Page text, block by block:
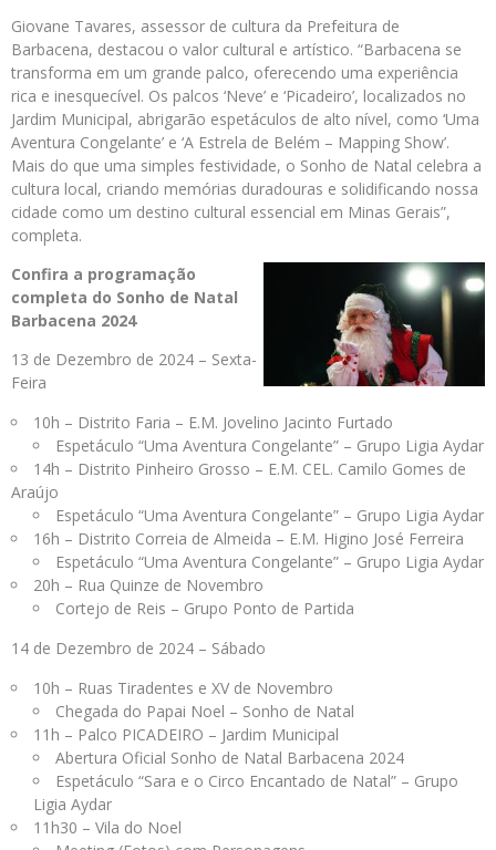
Giovane Tavares, assessor de cultura da Prefeitura de
Barbacena, destacou o valor cultural e artístico. “Barbacena se
transforma em um grande palco, oferecendo uma experiência
rica e inesquecível. Os palcos ‘Neve’ e ‘Picadeiro’, localizados no
Jardim Municipal, abrigarão espetáculos de alto nível, como ‘Uma
Aventura Congelante’ e ‘A Estrela de Belém – Mapping Show’.
Mais do que uma simples festividade, o Sonho de Natal celebra a
cultura local, criando memórias duradouras e solidificando nossa
cidade como um destino cultural essencial em Minas Gerais”,
completa.
Confira a programação
completa do Sonho de Natal
Barbacena 2024
13 de Dezembro de 2024 – Sexta-
Feira
10h – Distrito Faria – E.M. Jovelino Jacinto Furtado
Espetáculo “Uma Aventura Congelante” – Grupo Ligia Aydar
14h – Distrito Pinheiro Grosso – E.M. CEL. Camilo Gomes de
Araújo
Espetáculo “Uma Aventura Congelante” – Grupo Ligia Aydar
16h – Distrito Correia de Almeida – E.M. Higino José Ferreira
Espetáculo “Uma Aventura Congelante” – Grupo Ligia Aydar
20h – Rua Quinze de Novembro
Cortejo de Reis – Grupo Ponto de Partida
14 de Dezembro de 2024 – Sábado
10h – Ruas Tiradentes e XV de Novembro
Chegada do Papai Noel – Sonho de Natal
11h – Palco PICADEIRO – Jardim Municipal
Abertura Oficial Sonho de Natal Barbacena 2024
Espetáculo “Sara e o Circo Encantado de Natal” – Grupo
Ligia Aydar
11h30 – Vila do Noel